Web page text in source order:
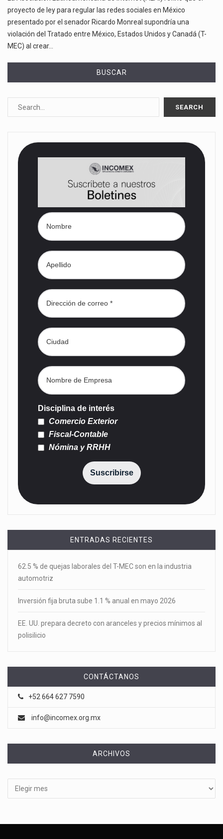
proyecto de ley para regular las redes sociales en México
presentado por el senador Ricardo Monreal supondría una
violación del Tratado entre México, Estados Unidos y Canadá (T-
MEC) al crear…
BUSCAR
Disciplina de interés
Comercio Exterior
Fiscal-Contable
Nómina y RRHH
Suscribirse
ENTRADAS RECIENTES
62.5 % de quejas laborales del T-MEC son en la industria
automotriz
Inversión fija bruta sube 1.1 % anual en mayo 2026
EE. UU. prepara decreto con aranceles y precios mínimos al
polisilicio
CONTÁCTANOS
+52 664 627 7590
info@incomex.org.mx
ARCHIVOS